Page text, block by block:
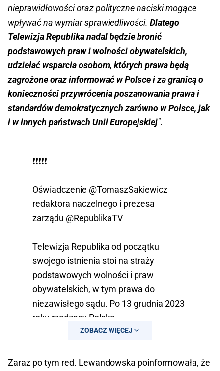
nieprawidłowości oraz polityczne naciski mogące
wpływać na wymiar sprawiedliwości. Dlatego
Telewizja Republika nadal będzie bronić
podstawowych praw i wolności obywatelskich,
udzielać wsparcia osobom, których prawa będą
zagrożone oraz informować w Polsce i za granicą o
konieczności przywrócenia poszanowania prawa i
standardów demokratycznych zarówno w Polsce, jak
i w innych państwach Unii Europejskiej".
❗️❗️❗️❗️❗️
Oświadczenie @TomaszSakiewicz
redaktora naczelnego i prezesa
zarządu @RepublikaTV
Telewizja Republika od początku
swojego istnienia stoi na straży
podstawowych wolności i praw
obywatelskich, w tym prawa do
niezawisłego sądu. Po 13 grudnia 2023
roku rządzący Polską…
ZOBACZ WIĘCEJ
Zaraz po tym red. Lewandowska poinformowała, że